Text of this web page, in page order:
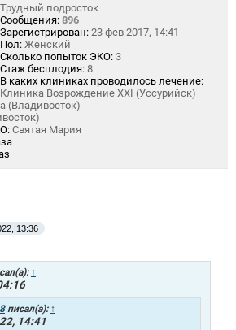
Трудный подросток
Сообщения: 896
Зарегистрирован: 23 фев 2017, 14:41
Пол: Женский
Сколько попыток ЭКО: 3
Стаж бесплодия: 8
В каких клиниках проводилось лечение:
Клиника Возрождение XXI (Уссурийск)
(Владивосток)
Святая Мария
13:36
↑
писал(а): ↑
14:41